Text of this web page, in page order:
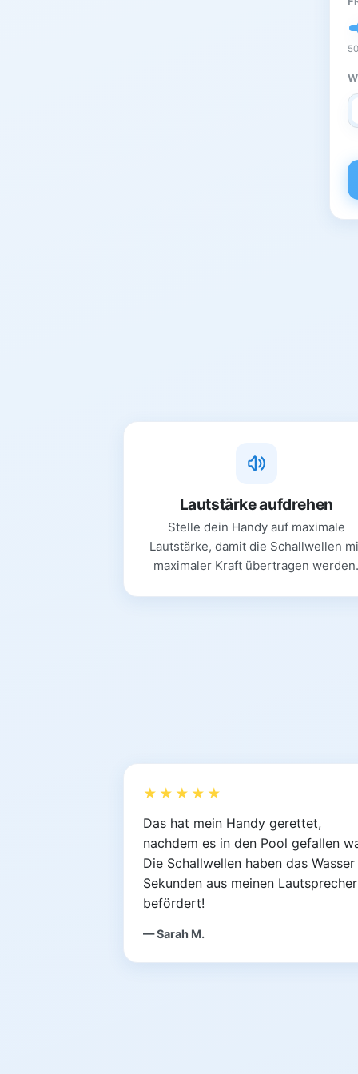
Lautstärke aufdrehen
Stelle dein Handy auf maximale
Lautstärke, damit die Schallwellen
maximaler Kraft übertragen
★★★★★
Das hat mein Handy gerettet,
nachdem es in den Pool gefallen
Die Schallwellen haben das Wasser
Sekunden aus meinen
befördert!
— Sarah M.